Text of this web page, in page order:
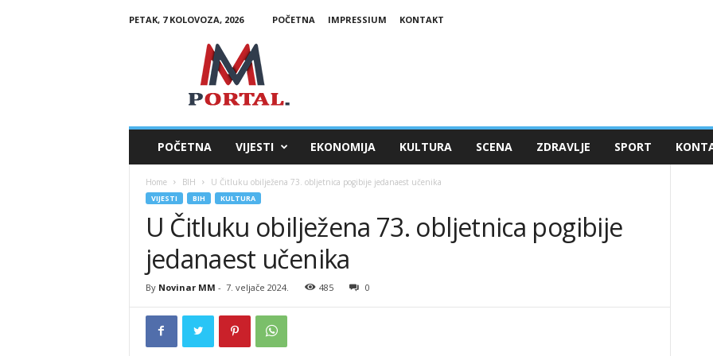
PETAK, 7 KOLOVOZA, 2026 POČETNA IMPRESSIUM
KONTAKT
POČETNA VIJESTI EKONOMIJA KULTURA SCENA ZDRAVLJE SPORT
Home BIH U Čitluku obilježena 73. obljetnica pogibije jedanaest učenika
VIJESTI BIH KULTURA
U Čitluku obilježena 73. obljetnica pogibije
jedanaest učenika
By Novinar MM - 7. veljače 2024. 485 0